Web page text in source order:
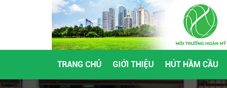
TRANG CHỦ GIỚI THIỆU HÚT HẦM CẦU